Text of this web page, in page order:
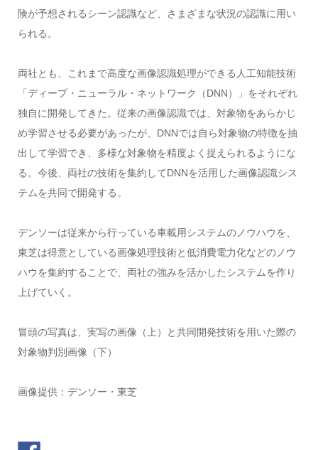
険が予想されるシーン認識など、さまざまな状況の認識に用い
られる。
両社とも、これまで高度な画像認識処理ができる人工知能技術
「ディープ・ニューラル・ネットワーク（DNN）」をそれぞれ
独自に開発してきた。従来の画像認識では、対象物をあらかじ
め学習させる必要があったが、DNNでは自ら対象物の特徴を抽
出して学習でき、多様な対象物を精度よく捉えられるようにな
る。今後、両社の技術を集約してDNNを活用した画像認識シス
テムを共同で開発する。
デンソーは従来から行っている車載用システムのノウハウを、
東芝は得意としている画像処理技術と低消費電力化などのノウ
ハウを集約することで、両社の強みを活かしたシステムを作り
上げていく。
冒頭の写真は、実写の画像（上）と共同開発技術を用いた際の
対象物判別画像（下）
画像提供：デンソー・東芝